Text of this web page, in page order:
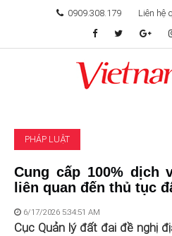
0909.308.179 Liên hệ
TÂM ĐIỂM ĐẦU TƯ
BẤT ĐỘNG SẢN
KHỞI NGHIỆP
GIẢI TRÍ & CÔNG NGHỆ
PHÁP LUẬT
Cung cấp 100% dịch
liên quan đến thủ tục
6/17/2026 5:34:51 AM
Cục Quản lý đất đai đề nghị